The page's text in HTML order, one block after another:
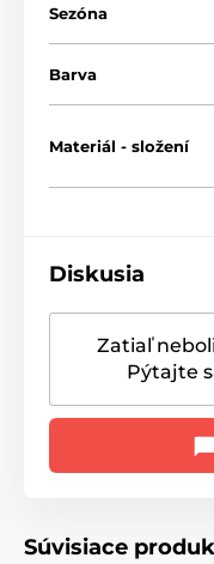
Sezóna
Barva
Materiál - složení
Diskusia
Zatiaľ
Pýtajte
Súvisiace